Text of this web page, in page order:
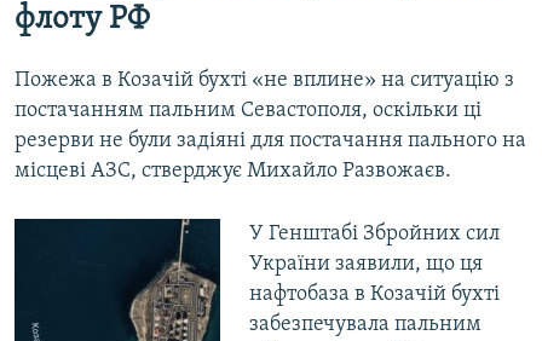
флоту РФ
Пожежа в Козачій бухті «не вплине» на ситуацію з
постачанням пальним Севастополя, оскільки ці
резерви не були задіяні для постачання пального на
місцеві АЗС, стверджує Михайло Развожаєв.
У Генштабі Збройних сил
України заявили, що ця
нафтобаза в Козачій бухті
забезпечувала пальним